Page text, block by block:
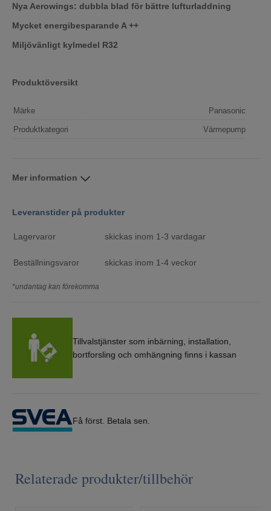
Nya Aerowings: dubbla blad för bättre lufturladdning
Mycket energibesparande A ++
Miljövänligt kylmedel R32
Produktöversikt
Märke Panasonic
Produktkategori Värmepump
Mer information
Leveranstider på produkter
Lagervaror skickas inom 1-3 vardagar
Beställningsvaror skickas inom 1-4 veckor
*undantag kan förekomma
Tillvalstjänster som inbärning, installation,
bortforsling och omhängning finns i kassan
Få först. Betala sen.
Relaterade produkter/tillbehör